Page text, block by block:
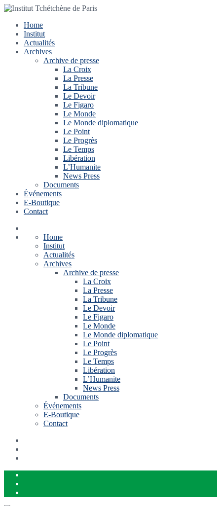
Home
Institut
Actualités
Archives
Archive de presse
La Croix
La Presse
La Tribune
Le Devoir
Le Figaro
Le Monde
Le Monde diplomatique
Le Point
Le Progrès
Le Temps
Libération
L’Humanite
News Press
Documents
Événements
E-Boutique
Contact
Home
Institut
Actualités
Archives
Archive de presse
La Croix
La Presse
La Tribune
Le Devoir
Le Figaro
Le Monde
Le Monde diplomatique
Le Point
Le Progrès
Le Temps
Libération
L’Humanite
News Press
Documents
Événements
E-Boutique
Contact